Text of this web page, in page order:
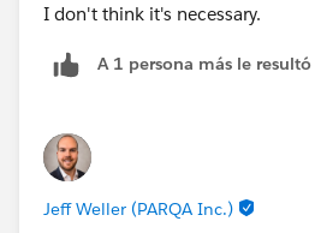
I don't think it's necessary.
A 1 persona más le
Jeff Weller (PARQA Inc.)